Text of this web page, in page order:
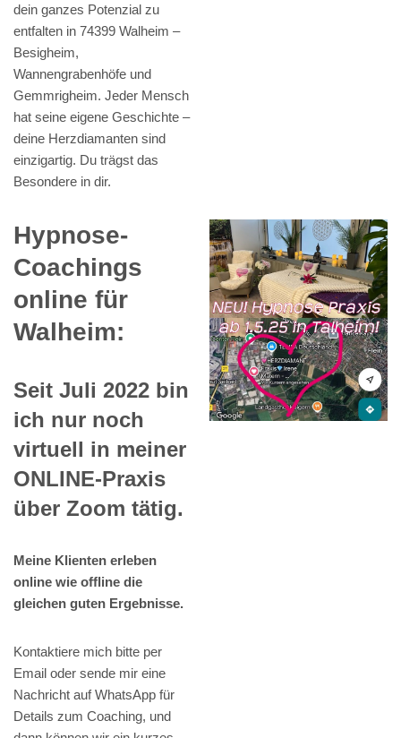
dein ganzes Potenzial zu
entfalten in 74399 Walheim –
Besigheim,
Wannengrabenhöfe und
Gemmrigheim. Jeder Mensch
hat seine eigene Geschichte –
deine Herzdiamanten sind
einzigartig. Du trägst das
Besondere in dir.
Hypnose-
Coachings
online für
Walheim:
Seit Juli 2022 bin
ich nur noch
virtuell in meiner
ONLINE-Praxis
über Zoom tätig.
Meine Klienten erleben
online wie offline die
gleichen guten Ergebnisse.
Kontaktiere mich bitte per
Email oder sende mir eine
Nachricht auf WhatsApp für
Details zum Coaching, und